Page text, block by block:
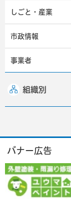
しごと・産業
市政情報
事業者
組織別
バナー広告